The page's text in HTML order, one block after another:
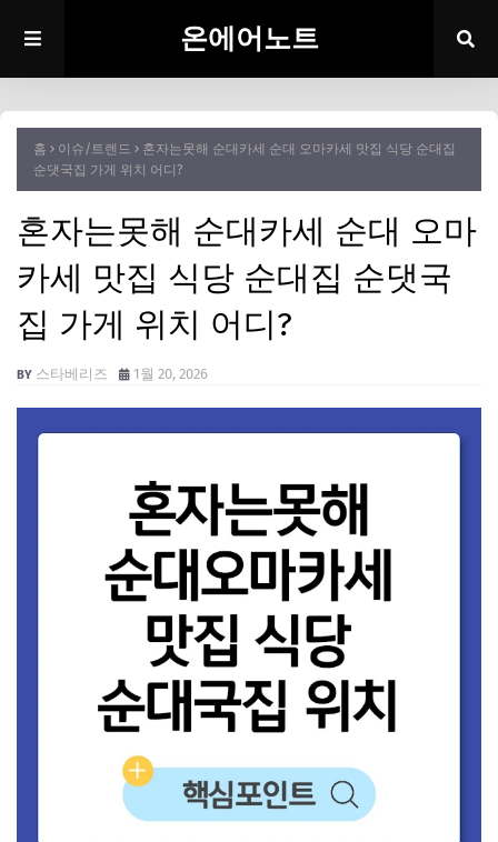
온에어노트
홈 이슈/트렌드
혼자는못해 순대카세 순대 오마카세 맛집 식당 순대집
순댓국집 가게 위치 어디?
혼자는못해 순대카세 순대 오마
카세 맛집 식당 순대집 순댓국
집 가게 위치 어디?
스타베리즈 1월 20, 2026